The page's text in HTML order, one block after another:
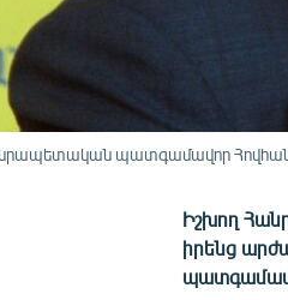
պատգամավոր
Իշխող
իրենց